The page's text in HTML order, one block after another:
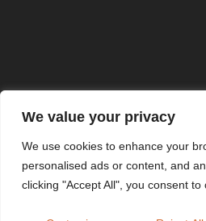
We value your privacy
We use cookies to enhance your
personalised ads or content, and
clicking "Accept All", you consent to